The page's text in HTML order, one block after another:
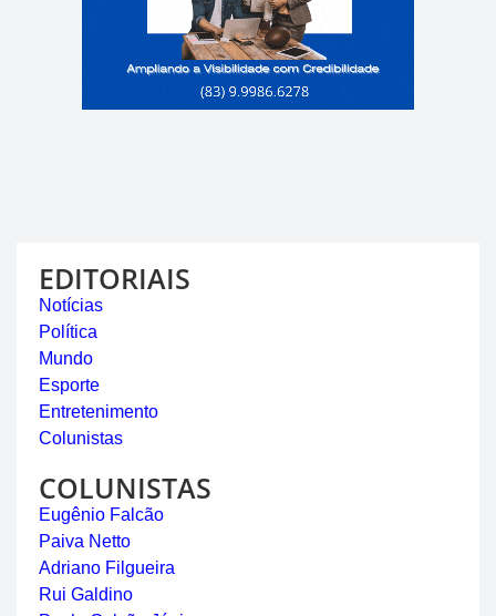
EDITORIAIS
Notícias
Política
Mundo
Esporte
Entretenimento
Colunistas
COLUNISTAS
Eugênio Falcão
Paiva Netto
Adriano Filgueira
Rui Galdino